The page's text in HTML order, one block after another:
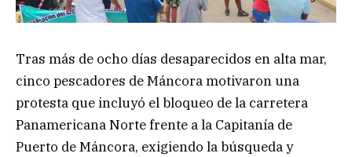
Tras más de ocho días desaparecidos en alta mar,
cinco pescadores de Máncora motivaron una
protesta que incluyó el bloqueo de la carretera
Panamericana Norte frente a la Capitanía de
Puerto de Máncora, exigiendo la búsqueda y